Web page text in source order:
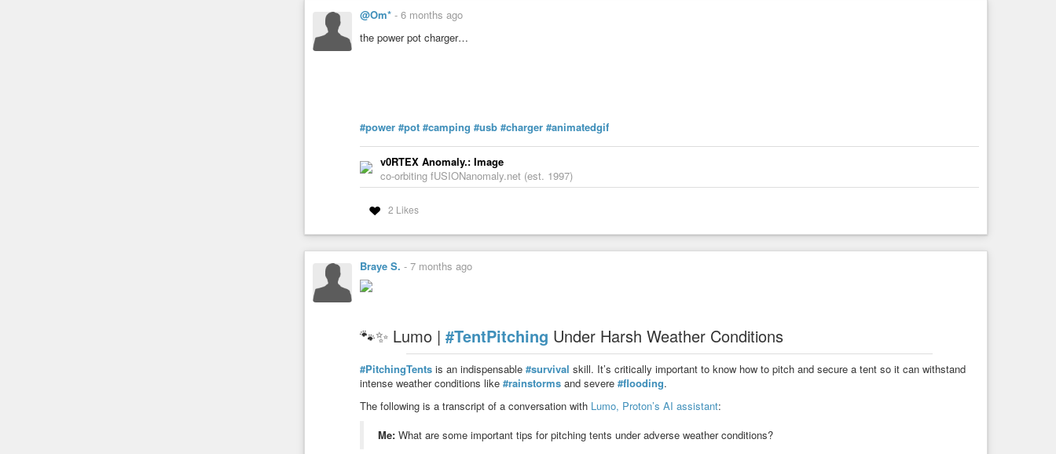
@Om* - 6 months ago
the power pot charger…
#power #pot #camping #usb #charger #animatedgif
v0RTEX Anomaly.: Image
co-orbiting fUSIONanomaly.net (est. 1997)
2 Likes
Braye S. - 7 months ago
🐾✨ Lumo | #TentPitching Under Harsh Weather Conditions
#PitchingTents is an indispensable #survival skill. It’s critically important to know how to pitch and secure a tent so it can withstand
intense weather conditions like #rainstorms and severe #flooding.
The following is a transcript of a conversation with Lumo, Proton’s AI assistant:
Me: What are some important tips for pitching tents under adverse weather conditions?